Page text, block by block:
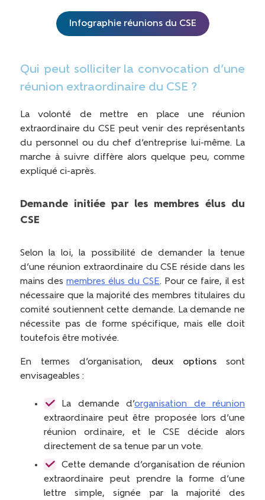
Infographie réunions du CSE
Qui peut solliciter la convocation d’une
réunion extraordinaire du CSE ?
La volonté de mettre en place une réunion
extraordinaire du CSE peut venir des représentants
du personnel ou du chef d’entreprise lui-même. La
marche à suivre diffère alors quelque peu, comme
expliqué ci-après.
Demande initiée par les membres élus du
CSE
Selon la loi, la possibilité de demander la tenue
d’une réunion extraordinaire du CSE réside dans les
mains des membres élus du CSE. Pour ce faire, il est
nécessaire que la majorité des membres titulaires du
comité soutiennent cette demande. La demande ne
nécessite pas de forme spécifique, mais elle doit
toutefois être motivée.
En termes d’organisation, deux options sont
envisageables :
La demande d’organisation de réunion
extraordinaire peut être proposée lors d’une
réunion ordinaire, et le CSE décide alors
directement de sa tenue par un vote.
Cette demande d’organisation de réunion
extraordinaire peut prendre la forme d’une
lettre simple, signée par la majorité des